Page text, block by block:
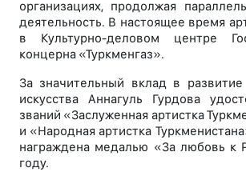
организациях, продолжая
деятельность. В настоящее время
в Культурно-деловом центре
концерна «Туркменгаз».
За значительный вклад в развитие
искусства Аннагуль Гурдова
званий «Заслуженная артистка
и «Народная артистка
награждена медалью «За любовь к
году.